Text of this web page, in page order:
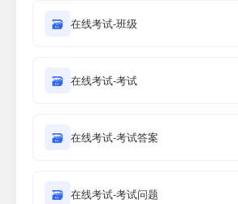
🗃 在线考试-班级
🗃 在线考试-考试
🗃 在线考试-考试答案
🗃 在线考试-考试问题